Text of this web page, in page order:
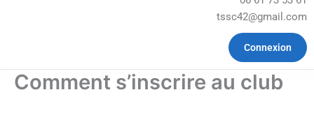
tssc42@gmail.com
Connexion
Comment s’inscrire au club